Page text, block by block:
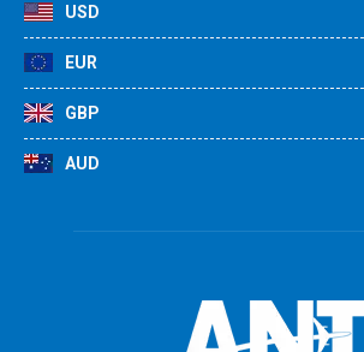
USD
EUR
GBP
AUD